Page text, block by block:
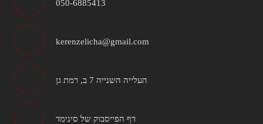
050-6885413
kerenzelicha@gmail.com
העלייה השנייה 7 ב, רמת גן
דף הפייסבוק של סינימד